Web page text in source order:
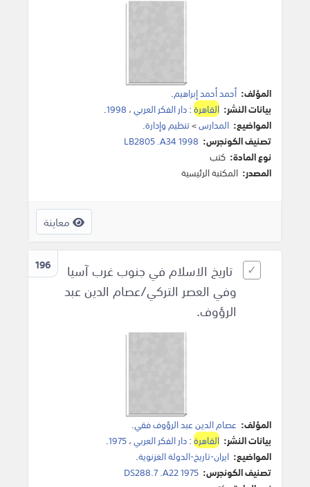
المؤلف: أحمد أحمد إبراهيم.
بيانات النشر: القاهرة:دار الفكر العربي، 1998
.
المواضيع: المدارس>تنظيم وإدارة.
تصنيف الكونجرس: LB2805 .A34 1998
نوع المادة: كتب
المصدر: المكتبة الرئيسية
معاينة
196
تاريخ الاسلام في جنوب غرب آسيا
وفي العصر التركي/عصام الدين عبد
الرؤوف.
المؤلف: عصام الدين عبد الرؤوف فقي.
بيانات النشر: القاهرة:دار الفكر العربي،1975
.
المواضيع: ايران-تاريخ-الدولة الغزنوية.
تصنيف الكونجرس: DS288.7 .A22 1975